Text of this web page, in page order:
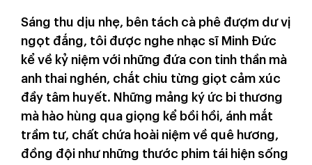
Sáng thu dịu nhẹ, bên tách cà phê đượm dư vị
ngọt đắng, tôi được nghe nhạc sĩ Minh Đức
kể về kỷ niệm với những đứa con tinh thần mà
anh thai nghén, chắt chiu từng giọt cảm xúc
đầy tâm huyết. Những mảng ký ức bi thương
mà hào hùng qua giọng kể bồi hồi, ánh mắt
trầm tư, chất chứa hoài niệm về quê hương,
đồng đội như những thước phim tái hiện sống